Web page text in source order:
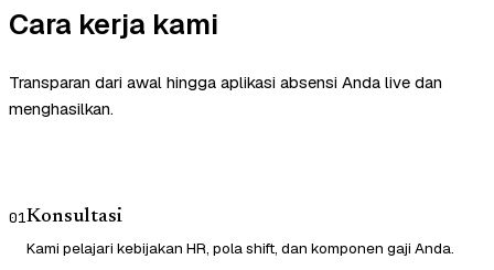
Cara kerja kami
Transparan dari awal hingga aplikasi absensi Anda live dan
menghasilkan.
01Konsultasi
Kami pelajari kebijakan HR, pola shift, dan komponen gaji Anda.